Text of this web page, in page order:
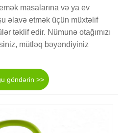
masalarına və ya ev
əlavə etmək üçün müxtəlif
təklif edir. Nümunə otağımızı
mütləq bəyəndiyiniz
göndərin >>